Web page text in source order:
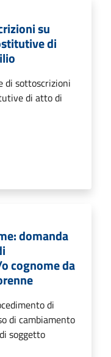
su
di
di sottoscrizioni
di atto di
domanda
cognome da
di
di cambiamento
soggetto